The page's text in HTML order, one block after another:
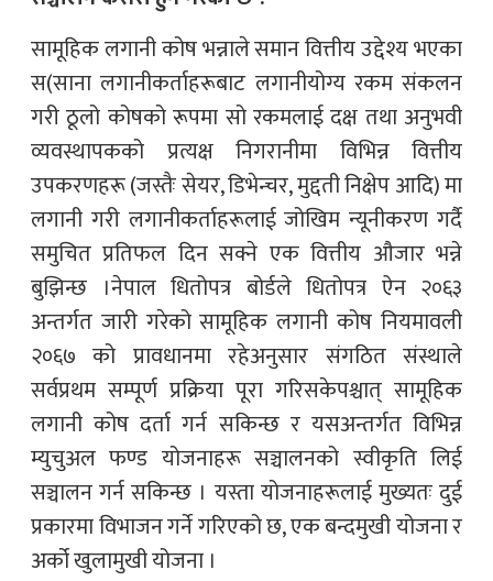
सामूहिक लगानी कोष भन्नाले समान वित्तीय उद्देश्य भएका
स(साना लगानीकर्ताहरूबाट लगानीयोग्य रकम संकलन
गरी ठूलो कोषको रूपमा सो रकमलाई दक्ष तथा अनुभवी
व्यवस्थापकको प्रत्यक्ष निगरानीमा विभिन्न वित्तीय
उपकरणहरू (जस्तैः सेयर, डिभेन्चर, मुद्दती निक्षेप आदि) मा
लगानी गरी लगानीकर्ताहरूलाई जोखिम न्यूनीकरण गर्दै
समुचित प्रतिफल दिन सक्ने एक वित्तीय औजार भन्ने
बुझिन्छ ।नेपाल धितोपत्र बोर्डले धितोपत्र ऐन २०६३
अन्तर्गत जारी गरेको सामूहिक लगानी कोष नियमावली
२०६७ को प्रावधानमा रहेअनुसार संगठित संस्थाले
सर्वप्रथम सम्पूर्ण प्रक्रिया पूरा गरिसकेपश्चात् सामूहिक
लगानी कोष दर्ता गर्न सकिन्छ र यसअन्तर्गत विभिन्न
म्युचुअल फण्ड योजनाहरू सञ्चालनको स्वीकृति लिई
सञ्चालन गर्न सकिन्छ । यस्ता योजनाहरूलाई मुख्यतः दुई
प्रकारमा विभाजन गर्ने गरिएको छ, एक बन्दमुखी योजना र
अर्को खुलामुखी योजना ।